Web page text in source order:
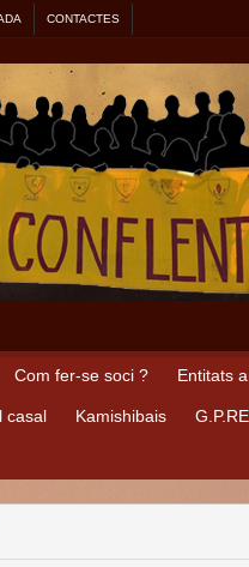
CONTACTES
Com fer-se soci ? Entitats
casal Kamishibais